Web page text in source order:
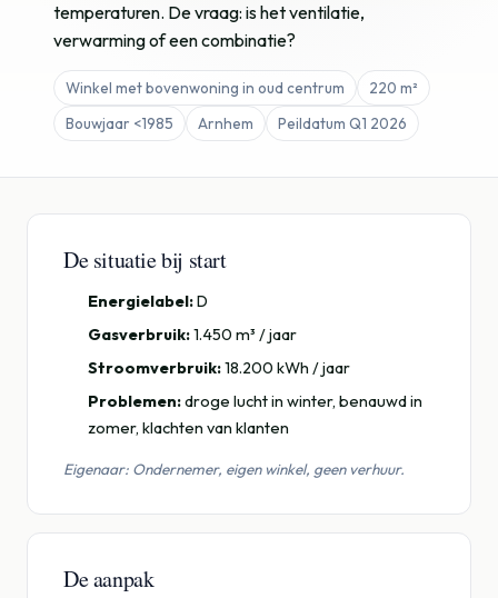
temperaturen. De vraag: is het ventilatie,
verwarming of een combinatie?
Winkel met bovenwoning in oud centrum
220 m²
Bouwjaar <1985
Arnhem Peildatum Q1 2026
De situatie bij start
Energielabel:D
Gasverbruik:1.450 m³ / jaar
Stroomverbruik:18.200 kWh / jaar
Problemen:droge lucht in winter, benauwd in
zomer, klachten van klanten
Eigenaar: Ondernemer, eigen winkel, geen verhuur.
De aanpak